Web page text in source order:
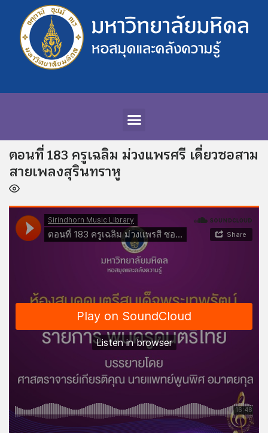
ตอนที่ 183 ครูเฉลิม ม่วงแพรศรี เดี่ยวซอสาม
สายเพลงสุรินทราหู